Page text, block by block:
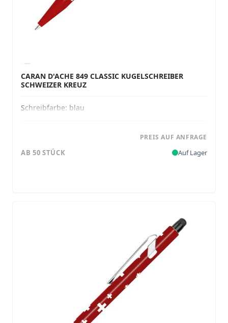
CARAN D'ACHE 849 CLASSIC KUGELSCHREIBER
SCHWEIZER KREUZ
Schreibfarbe: blau
PREIS AUF ANFRAGE
AB 50 STÜCK Auf Lager